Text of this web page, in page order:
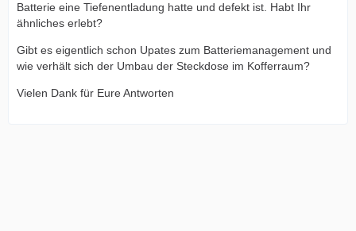
Batterie eine Tiefenentladung hatte und defekt ist. Habt Ihr
ähnliches erlebt?
Gibt es eigentlich schon Upates zum Batteriemanagement und
wie verhält sich der Umbau der Steckdose im Kofferraum?
Vielen Dank für Eure Antworten